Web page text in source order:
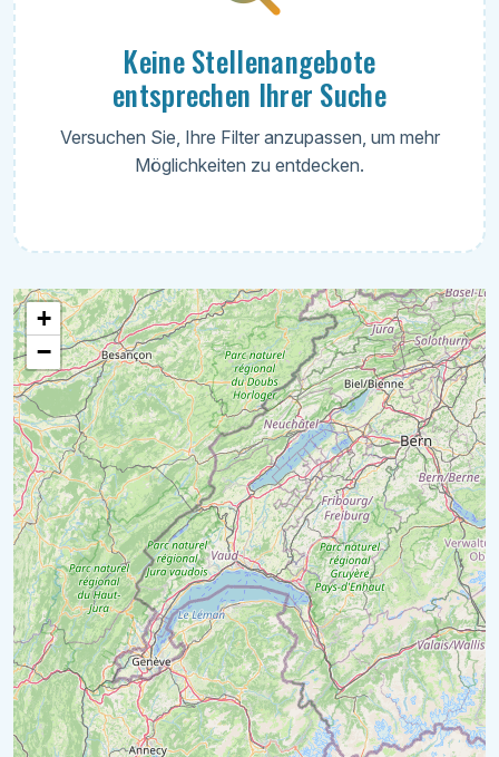
Keine Stellenangebote
entsprechen Ihrer Suche
Versuchen Sie, Ihre Filter anzupassen, um mehr
Möglichkeiten zu entdecken.
+
−